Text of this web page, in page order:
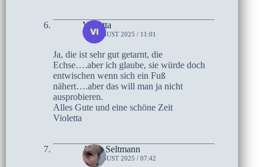
Violetta
14. AUGUST 2025 / 11:01
Ja, die ist sehr gut getarnt, die
Echse….aber ich glaube, sie würde doch
entwischen wenn sich ein Fuß
nähert….aber das will man ja nicht
ausprobieren.
Alles Gute und eine schöne Zeit
Violetta
Anne Seltmann
14. AUGUST 2025 / 07:42